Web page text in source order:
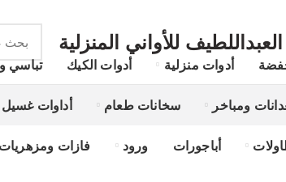
للأواني المنزلية
أدوات منزلية أدوات الكيك تباسي
ومباخر سخانات طعام أداوات
أباجورات ورود فازات ومزهريات